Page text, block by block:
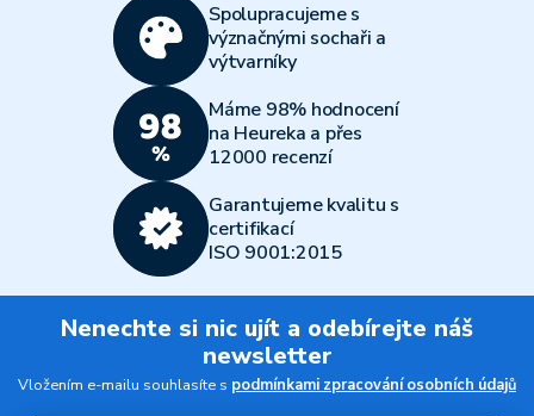
Spolupracujeme s
význačnými sochaři a
výtvarníky
Máme 98% hodnocení
na Heureka a přes
12000 recenzí
Garantujeme kvalitu s
certifikací
ISO 9001:2015
Nenechte si nic ujít a odebírejte náš
newsletter
Vložením e-mailu souhlasíte s podmínkami zpracování osobních údajů